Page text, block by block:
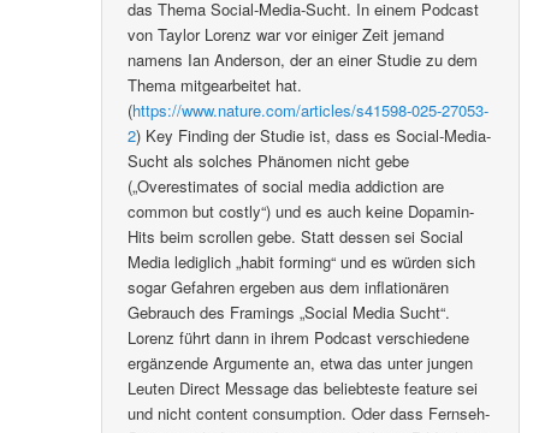
das Thema Social-Media-Sucht. In einem Podcast
von Taylor Lorenz war vor einiger Zeit jemand
namens Ian Anderson, der an einer Studie zu dem
Thema mitgearbeitet hat.
(https://www.nature.com/articles/s41598-025-27053-
2) Key Finding der Studie ist, dass es Social-Media-
Sucht als solches Phänomen nicht gebe
(„Overestimates of social media addiction are
common but costly“) und es auch keine Dopamin-
Hits beim scrollen gebe. Statt dessen sei Social
Media lediglich „habit forming“ und es würden sich
sogar Gefahren ergeben aus dem inflationären
Gebrauch des Framings „Social Media Sucht“.
Lorenz führt dann in ihrem Podcast verschiedene
ergänzende Argumente an, etwa das unter jungen
Leuten Direct Message das beliebteste feature sei
und nicht content consumption. Oder dass Fernseh-